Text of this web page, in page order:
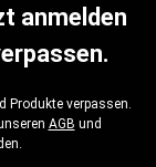
anmelden
Produkte verpassen.
AGB und